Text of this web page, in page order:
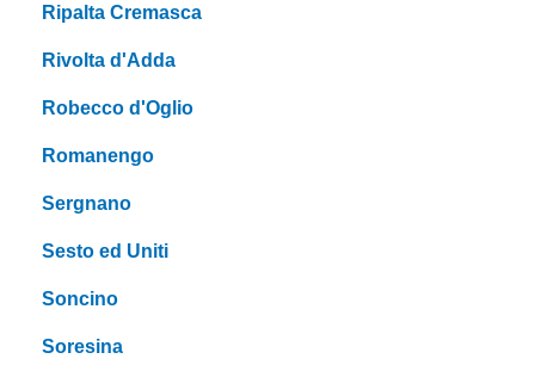
Ripalta Cremasca
Rivolta d'Adda
Robecco d'Oglio
Romanengo
Sergnano
Sesto ed Uniti
Soncino
Soresina